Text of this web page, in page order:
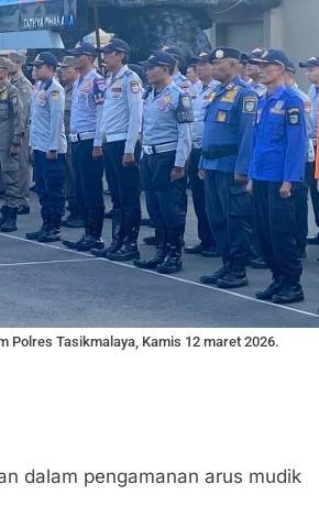
Polres Tasikmalaya, Kamis 12 maret 2026.
dalam pengamanan arus mudik